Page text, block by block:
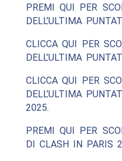
PREMI QUI PER
DELL’ULTIMA
CLICCA QUI PER
DELL’ULTIMA
CLICCA QUI PER
DELL’ULTIMA
2025.
PREMI QUI PER
DI CLASH IN PARIS